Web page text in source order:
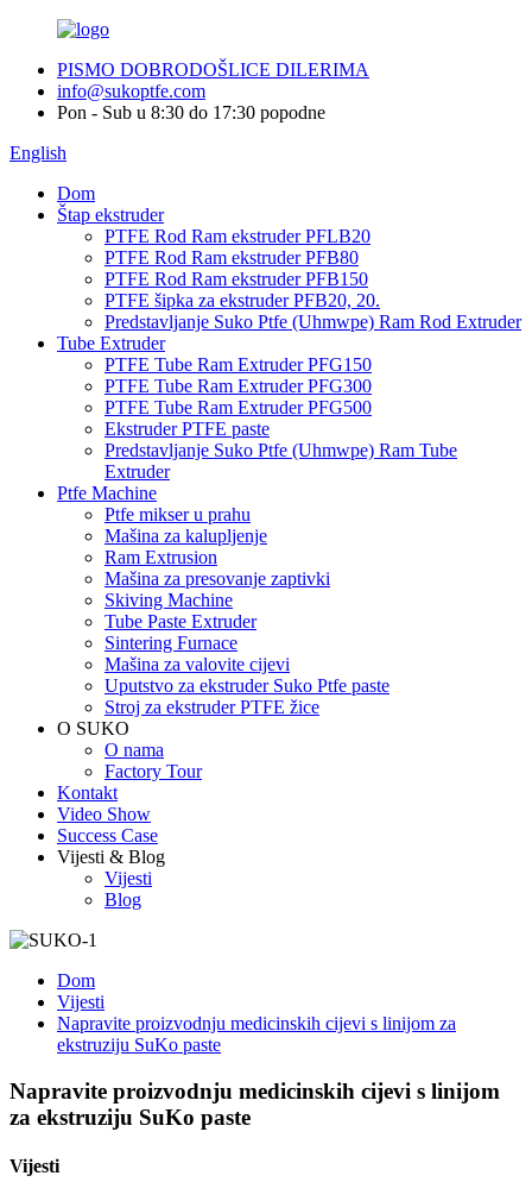
PISMO DOBRODOŠLICE DILERIMA
info@sukoptfe.com
Pon - Sub u 8:30 do 17:30 popodne
English
Dom
Štap ekstruder
PTFE Rod Ram ekstruder PFLB20
PTFE Rod Ram ekstruder PFB80
PTFE Rod Ram ekstruder PFB150
PTFE šipka za ekstruder PFB20, 20.
Predstavljanje Suko Ptfe (Uhmwpe) Ram Rod Extruder
Tube Extruder
PTFE Tube Ram Extruder PFG150
PTFE Tube Ram Extruder PFG300
PTFE Tube Ram Extruder PFG500
Ekstruder PTFE paste
Predstavljanje Suko Ptfe (Uhmwpe) Ram Tube
Extruder
Ptfe Machine
Ptfe mikser u prahu
Mašina za kalupljenje
Ram Extrusion
Mašina za presovanje zaptivki
Skiving Machine
Tube Paste Extruder
Sintering Furnace
Mašina za valovite cijevi
Uputstvo za ekstruder Suko Ptfe paste
Stroj za ekstruder PTFE žice
O SUKO
O nama
Factory Tour
Kontakt
Video Show
Success Case
Vijesti & Blog
Vijesti
Blog
Dom
Vijesti
Napravite proizvodnju medicinskih cijevi s linijom za
ekstruziju SuKo paste
Napravite proizvodnju medicinskih cijevi s linijom
za ekstruziju SuKo paste
Vijesti